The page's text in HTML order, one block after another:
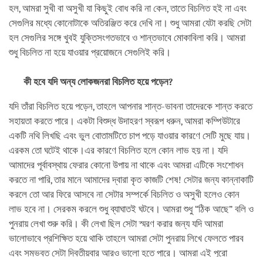
হল, আমরা সুখী বা অসুখী যা কিছুই বোধ করি না কেন, তাতে বিচলিত হই না এবং
সেগুলির মধ্যে কোনোটাকে অতিরঞ্জিত করে দেখি না। শুধু আমরা যেটা করছি সেটা
হল সেগুলির সঙ্গে খুবই যুক্তিসংগতভাবে ও শান্তভাবে মোকাবিলা করি। আমরা
শুধু বিচলিত না হয়ে যাওয়ার প্রয়োজনে সেগুলিই করি।
কী হবে যদি অন্য লোকজনরা বিচলিত হয়ে পড়েন?
যদি তাঁরা বিচলিত হয়ে পড়েন, তাহলে আপনার শান্ত-ভাবনা তাদেরকে শান্ত করতে
সহায়তা করতে পারে। একটা বিশুদ্ধ উদাহরণ স্বরূপ ধরুন, আমরা কম্পিউটারে
একটি নথি লিখছি এবং ভুল বোতামটিতে চাপ পড়ে যাওয়ার কারণে সেটি মুছে যায়।
এরকম তো ঘটেই থাকে।এর কারণে বিচলিত হলে কোন লাভ হয় না। যদি
আমাদের পূর্বাবস্থায় ফেরার কোনো উপায় না থাকে এবং আমরা এটিকে সংশোধন
করতে না পারি, তার মানে আমাদের দ্বারা কৃত কাজটি শেষ! সেটার জন্য কান্নাকাটি
করলে তো আর ফিরে আসবে না সেটার সম্পর্কে বিচলিত ও অসুখী হলেও কোন
লাভ হবে না। সেরকম করলে শুধু ব্যাঘাতই ঘটবে। আমরা শুধু “ঠিক আছে” বলি ও
পুনরায় লেখা শুরু করি। কী লেখা ছিল সেটা স্মরণ করার জন্য যদি আমরা
ভালোভাবে প্রশিক্ষিত হয়ে থাকি তাহলে আমরা সেটা পুনরায় লিখে ফেলতে পারব
এবং সম্ভবত সেটা দ্বিতীয়বার আরও ভালো হতে পারে। আমরা এই পুরো